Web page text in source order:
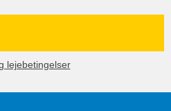
lejebetingelser